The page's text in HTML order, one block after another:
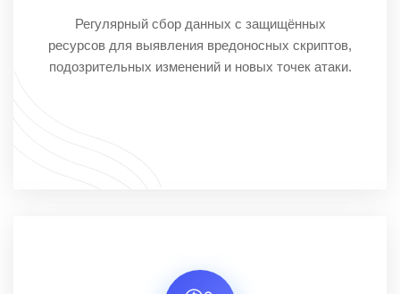
Регулярный сбор данных с защищённых
ресурсов для выявления вредоносных скриптов,
подозрительных изменений и новых точек атаки.